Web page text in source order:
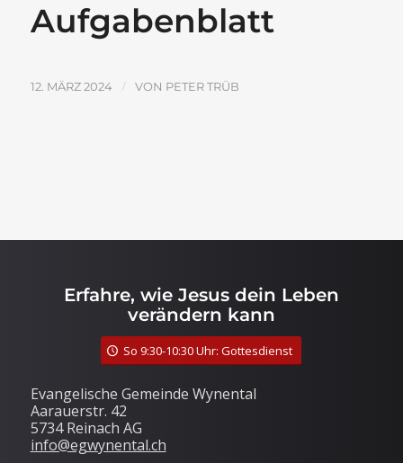
Aufgabenblatt
12. MÄRZ 2024 / VON PETER TRÜB
Erfahre, wie Jesus dein Leben
verändern kann
So 9:30-10:30 Uhr: Gottesdienst
Evangelische Gemeinde Wynental
Aarauerstr. 42
5734 Reinach AG
info@egwynental.ch